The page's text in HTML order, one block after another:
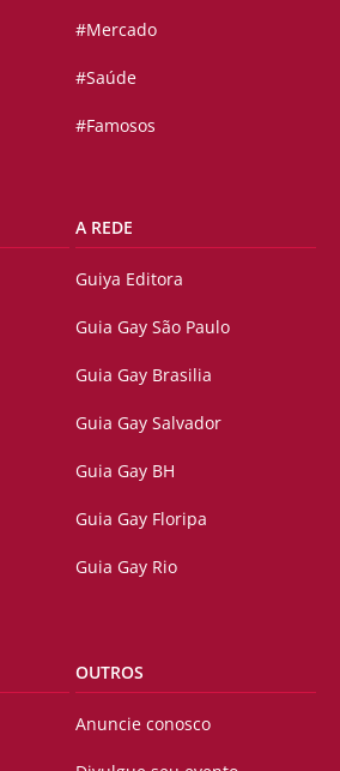
#Mercado
#Saúde
#Famosos
A REDE
Guiya Editora
Guia Gay São Paulo
Guia Gay Brasilia
Guia Gay Salvador
Guia Gay BH
Guia Gay Floripa
Guia Gay Rio
OUTROS
Anuncie conosco